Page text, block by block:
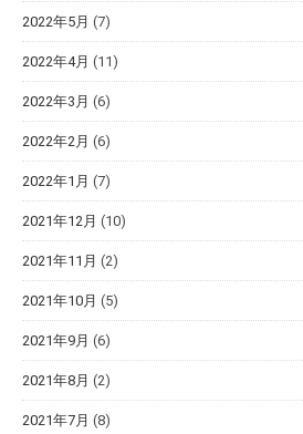
2022年5月 (7)
2022年4月 (11)
2022年3月 (6)
2022年2月 (6)
2022年1月 (7)
2021年12月 (10)
2021年11月 (2)
2021年10月 (5)
2021年9月 (6)
2021年8月 (2)
2021年7月 (8)